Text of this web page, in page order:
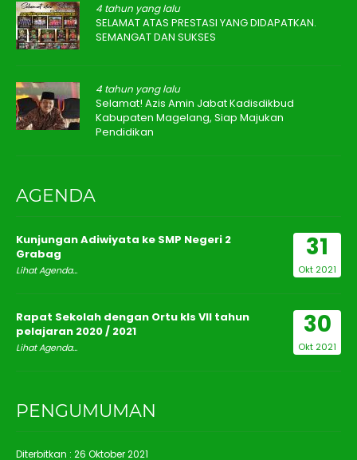
4 tahun yang lalu
SELAMAT ATAS PRESTASI YANG DIDAPATKAN.
SEMANGAT DAN SUKSES
4 tahun yang lalu
Selamat! Azis Amin Jabat Kadisdikbud
Kabupaten Magelang, Siap Majukan
Pendidikan
AGENDA
31
Okt 2021
Kunjungan Adiwiyata ke SMP Negeri 2
Grabag
Lihat Agenda...
30
Okt 2021
Rapat Sekolah dengan Ortu kls VII tahun
pelajaran 2020 / 2021
Lihat Agenda...
PENGUMUMAN
Diterbitkan : 26 Oktober 2021